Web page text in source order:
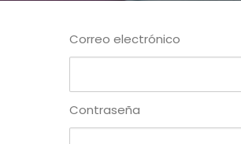
Correo electrónico
Contraseña